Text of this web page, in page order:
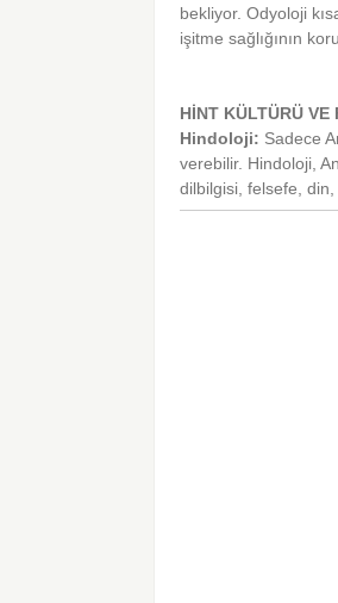
bekliyor. Odyoloji
işitme sağlığının
HİNT KÜLTÜRÜ VE
Hindoloji: Sadece
verebilir. Hindoloji,
dilbilgisi, felsefe,